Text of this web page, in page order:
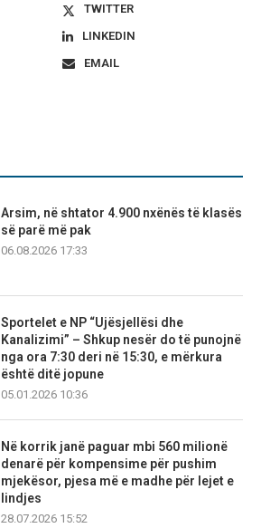
TWITTER
LINKEDIN
EMAIL
Arsim, në shtator 4.900 nxënës të klasës
së parë më pak
06.08.2026 17:33
Sportelet e NP “Ujësjellësi dhe
Kanalizimi” – Shkup nesër do të punojnë
nga ora 7:30 deri në 15:30, e mërkura
është ditë jopune
05.01.2026 10:36
Në korrik janë paguar mbi 560 milionë
denarë për kompensime për pushim
mjekësor, pjesa më e madhe për lejet e
lindjes
28.07.2026 15:52